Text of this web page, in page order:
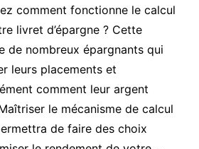
comment fonctionne le calcul
livret d’épargne ? Cette
de nombreux épargnants qui
leurs placements et
comment leur argent
le mécanisme de calcul
de faire des choix